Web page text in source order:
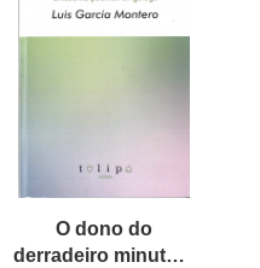
O dono do
derradeiro minuto. Cincuenta poemas en galego, de Luis García Montero